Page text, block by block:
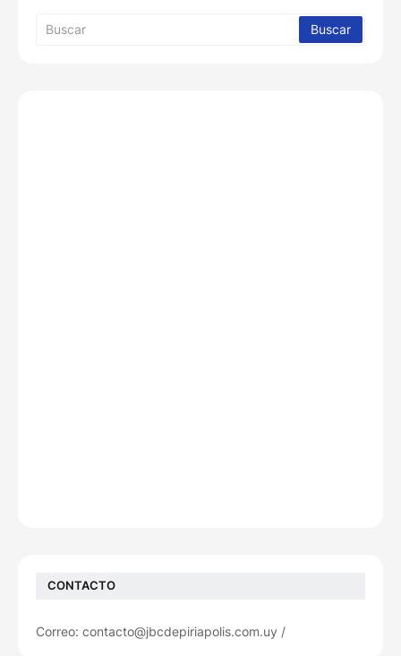
CONTACTO
Correo: contacto@jbcdepiriapolis.com.uy /